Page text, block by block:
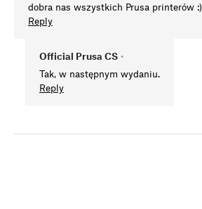
dobra nas wszystkich Prusa printerów :)
Reply
Official Prusa CS •
Tak, w następnym wydaniu.
Reply